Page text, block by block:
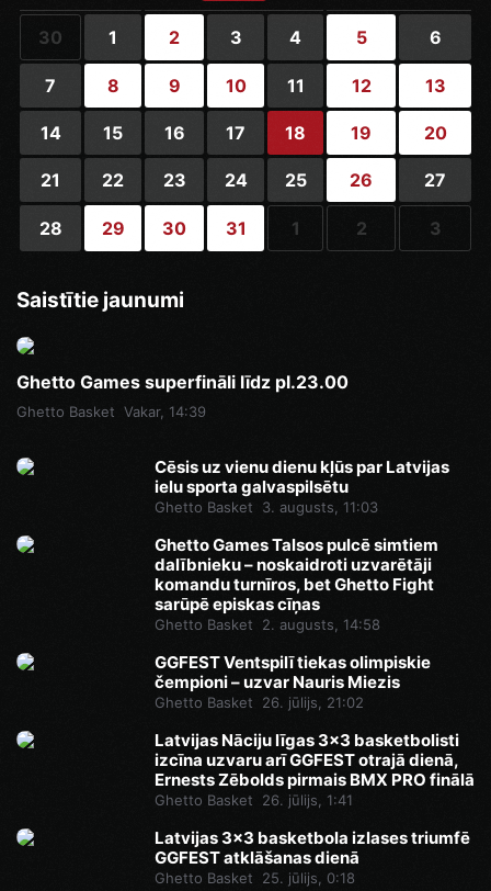
30 1 2 3 4 5 6
7 8 9 10 11 12 13
14 15 16 17 18 19 20
21 22 23 24 25 26 27
28 29 30 31 1 2 3
Saistītie jaunumi
Ghetto Games superfināli līdz pl.23.00
Ghetto Basket Vakar, 14:39
Cēsis uz vienu dienu kļūs par Latvijas
ielu sporta galvaspilsētu
Ghetto Basket 3. augusts, 11:03
Ghetto Games Talsos pulcē simtiem
dalībnieku – noskaidroti uzvarētāji
komandu turnīros, bet Ghetto Fight
sarūpē episkas cīņas
Ghetto Basket 2. augusts, 14:58
GGFEST Ventspilī tiekas olimpiskie
čempioni – uzvar Nauris Miezis
Ghetto Basket 26. jūlijs, 21:02
Latvijas Nāciju līgas 3x3 basketbolisti
izcīna uzvaru arī GGFEST otrajā dienā,
Ernests Zēbolds pirmais BMX PRO finālā
Ghetto Basket 26. jūlijs, 1:41
Latvijas 3x3 basketbola izlases triumfē
GGFEST atklāšanas dienā
Ghetto Basket 25. jūlijs, 0:18